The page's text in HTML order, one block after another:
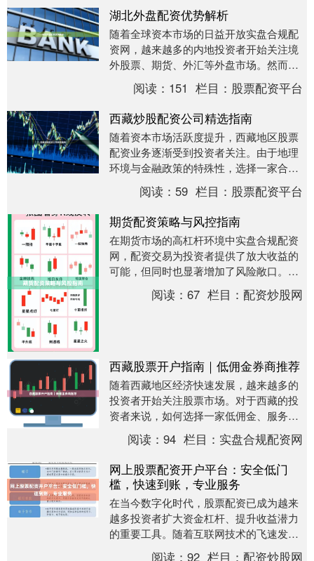
湖北外盘配资优势解析
随着全球资本市场的日益开放实盘合规配
资网，越来越多的内地投资者开始关注境
外股票、期货、外汇等外盘市场。然而，
由于资金出境限制、开户门槛高等问题，
普通投资者直接参....
阅读： 151 栏目： 股票配资平台
西藏炒股配资公司精选指南
随着资本市场活跃度提升，西藏地区股票
配资业务逐渐受到投资者关注。由于地理
环境与金融政策的特殊性，选择一家合
规、安全的配资公司成为关键。本文将从
资质审核、服务模式....
阅读：59 栏目： 股票配资平台
期货配资策略与风控指南
在期货市场的高杠杆环境中实盘合规配资
网，配资交易为投资者提供了放大收益的
可能，但同时也显著增加了风险敞口。本
文将系统梳理期货配资的核心策略与风险
控制方法，帮助交....
阅读：67 栏目：配资炒股网
西藏股票开户指南｜低佣金券商推荐
随着西藏地区经济快速发展，越来越多的
投资者开始关注股票市场。对于西藏的投
资者来说，如何选择一家低佣金、服务优
质的券商实盘合规配资网，是开户前需要
重点考虑的问题。....
阅读：94 栏目： 实盘合规配资网
网上股票配资开户平台：安全低门
槛，快速到账，专业服务
在当今数字化时代，股票配资已成为越来
越多投资者扩大资金杠杆、提升收益潜力
的重要工具。随着互联网技术的飞速发
展，网上股票配资开户平台应运而生，以
阅读：92 栏目：配资炒股网